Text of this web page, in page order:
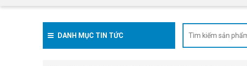
DANH MỤC TIN TỨC